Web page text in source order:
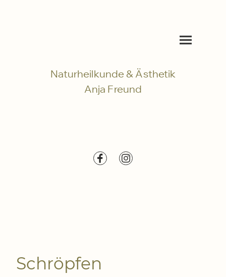
Naturheilkunde & Ästhetik
Anja Freund
Schröpfen